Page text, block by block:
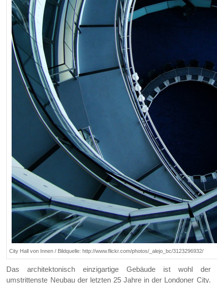
City Hall von Innen / Bildquelle: http://www.flickr.com/photos/_alejo_bc/3123296932/
Das architektonisch einzigartige Gebäude ist wohl der
umstrittenste Neubau der letzten 25 Jahre in der Londoner City.